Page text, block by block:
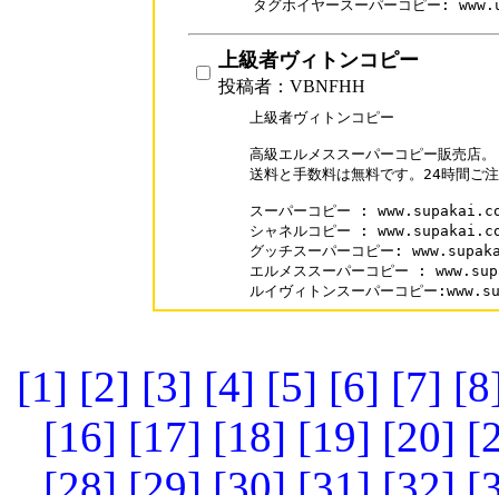
上級者ヴィトンコピー
投稿者：VBNFHH
上級者ヴィトンコピー
高級エルメススーパーコピー販売店。
送料と手数料は無料です。24時間ご
スーパーコピー :
シャネルコピー :
グッチスーパーコピー:
エルメススーパーコピー :
[1] [2] [3] [4] [5] [6] [7]
[16] [17] [18] [19] [20]